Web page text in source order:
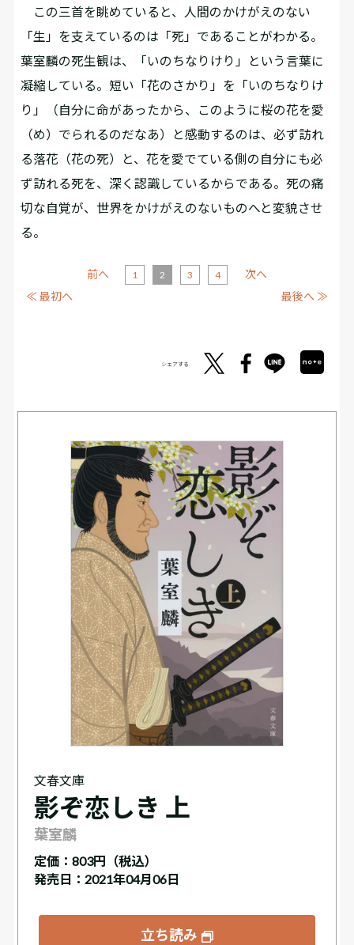
この三首を眺めていると、人間のかけがえのない
「生」を支えているのは「死」であることがわかる。
葉室麟の死生観は、「いのちなりけり」という言葉に
凝縮している。短い「花のさかり」を「いのちなりけ
り」（自分に命があったから、このように桜の花を愛
（め）でられるのだなあ）と感動するのは、必ず訪れ
る落花（花の死）と、花を愛でている側の自分にも必
ず訪れる死を、深く認識しているからである。死の痛
切な自覚が、世界をかけがえのないものへと変貌させ
る。
≪ 最初へ
前へ 1 2 3 4
次へ
最後へ ≫
シェアする
文春文庫
影ぞ恋しき 上
葉室麟
定価： 803円（税込）
発売日：2021年04月06日
立ち読み